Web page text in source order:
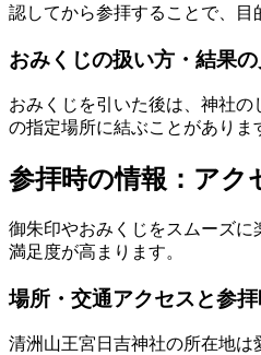
認してから参拝することで、目
おみくじの扱い方・結果
おみくじを引いた後は、神社
の指定場所に結ぶことがありま
参拝時の情報：アク
御朱印やおみくじをスムーズ
満足度が高まります。
場所・交通アクセスと参拝
清洲山王宮日吉神社の所在地